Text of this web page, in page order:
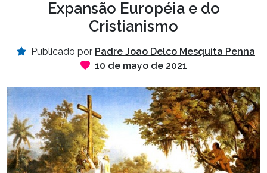
Expansão Européia e do
Cristianismo
Publicado por Padre Joao Delco Mesquita Penna
10 de mayo de 2021